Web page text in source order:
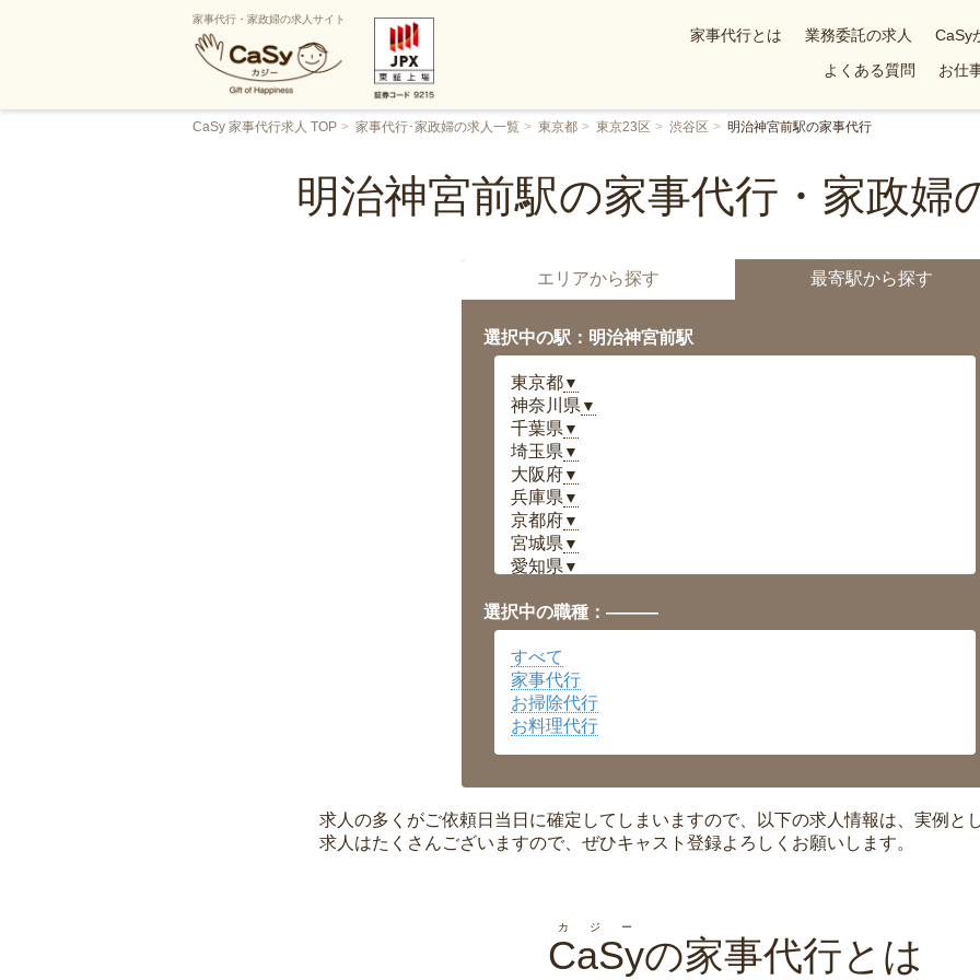
家事代行・家政婦の求人サイト
家事代行とは 業務委託の求人 CaSy
よくある質問
お仕
CaSy 家事代行求人 TOP 家事代行･家政婦の求人一覧 東京都 東京23区 渋谷区 明治神宮前駅の家事代行
明治神宮前駅の家事代行・家政婦
エリアから探す 最寄駅から探す
選択中の駅：明治神宮前駅
東京都▼
神奈川県 ▼
千葉県 ▼
埼玉県 ▼
大阪府▼
兵庫県 ▼
京都府▼
宮城県 ▼
愛知県 ▼
岡山県▼
広島県▼
沖縄県
選択中の職種：———
すべて
家事代行
お掃除代行
お料理代行
求人の多くがご依頼日当日に確定してしまいますので、以下の求人情報は、実例と
求人はたくさんございますので、ぜひキャスト登録よろしくお願いします。
CaSy
カジー
の家事代行とは